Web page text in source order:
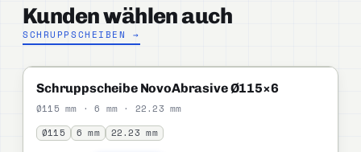
Kunden wählen auch
SCHRUPPSCHEIBEN →
PROFI NOVOABRASIVE
Schruppscheibe NovoAbrasive Ø115×6
Ø115 mm · 6 mm · 22.23 mm
Ø115 6 mm 22.23 mm